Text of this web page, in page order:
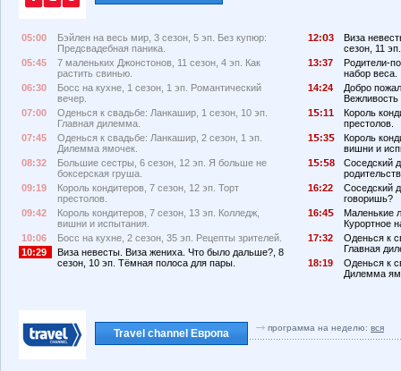
05:00
Бэйлен на весь мир, 3 сезон, 5 эп. Без купюр:
Предсвадебная паника.
05:45
7 маленьких Джонстонов, 11 сезон, 4 эп. Как
растить свинью.
06:30
Босс на кухне, 1 сезон, 1 эп. Романтический
вечер.
07:00
Оденься к свадьбе: Ланкашир, 1 сезон, 10 эп.
Главная дилемма.
07:45
Оденься к свадьбе: Ланкашир, 2 сезон, 1 эп.
Дилемма ямочек.
08:32
Большие сестры, 6 сезон, 12 эп. Я больше не
боксерская груша.
09:19
Король кондитеров, 7 сезон, 12 эп. Торт
престолов.
09:42
Король кондитеров, 7 сезон, 13 эп. Колледж,
вишни и испытания.
10:06
Босс на кухне, 2 сезон, 35 эп. Рецепты зрителей.
10:29
Виза невесты. Виза жениха. Что было дальше?, 8
сезон, 10 эп. Тёмная полоса для пары.
12: 3
Виза
сезон, 11
13:37
Родители-
набор веса.
14:24
Добро
Вежливость
1
:11
Король
престолов.
1
:3
Король
вишни и
1
: 8
Соседский
16:22
Соседский
говоришь?
16:4
Маленькие
Курортное
17:32
Оденься к
Главная
18:19
Оденься к
Дилемма
Travel channel Европа программа на неделю: вся